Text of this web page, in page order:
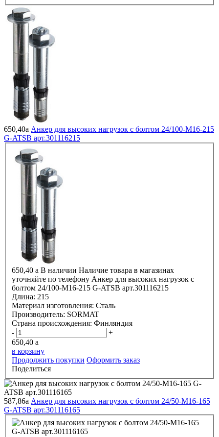
650,40a Анкер для высоких нагрузок с болтом 24/100-М16-215
G-ATSВ арт.301116215
650,40 a В наличии Наличие товара в магазинах
уточняйте по телефону Анкер для высоких нагрузок с
болтом 24/100-М16-215 G-ATSВ арт.301116215
Длина: 215
Материал изготовления: Сталь
Производитель: SORMAT
Страна происхождения: Финляндия
-
+
650,40 a
в корзину
Продолжить покупки Оформить заказ
Поделиться
587,86a Анкер для высоких нагрузок с болтом 24/50-М16-165
G-ATSВ арт.301116165